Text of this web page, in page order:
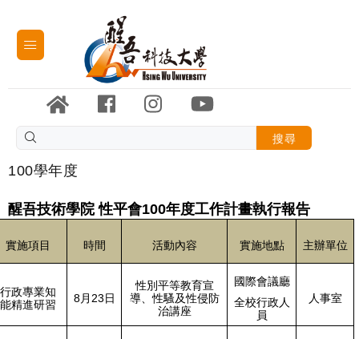
搜尋
100學年度
醒吾技術學院 性平會100年度工作計畫執行報告
實施項目 時間 活動內容 實施地點 主辦單位
行政專業知
能精進研習
8月23日
性別平等教育宣
導、性騷及性侵防
治講座
國際會議廳
全校行政人
員
人事室